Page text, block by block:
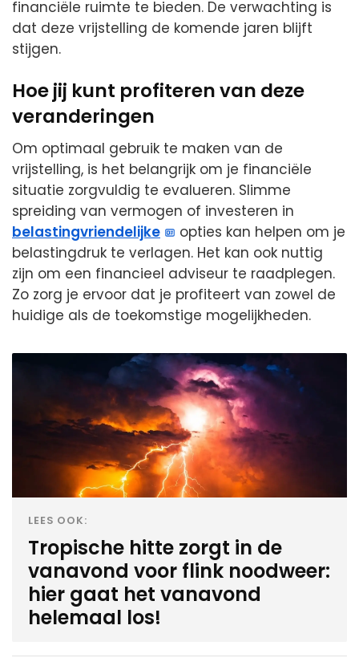
financiële ruimte te bieden. De verwachting is
dat deze vrijstelling de komende jaren blijft
stijgen.
Hoe jij kunt profiteren van deze
veranderingen
Om optimaal gebruik te maken van de
vrijstelling, is het belangrijk om je financiële
situatie zorgvuldig te evalueren. Slimme
spreiding van vermogen of investeren in
belastingvriendelijke
opties kan helpen om je
belastingdruk te verlagen. Het kan ook nuttig
zijn om een financieel adviseur te raadplegen.
Zo zorg je ervoor dat je profiteert van zowel de
huidige als de toekomstige mogelijkheden.
LEES OOK:
Tropische hitte zorgt in de
vanavond voor flink noodweer:
hier gaat het vanavond
helemaal los!